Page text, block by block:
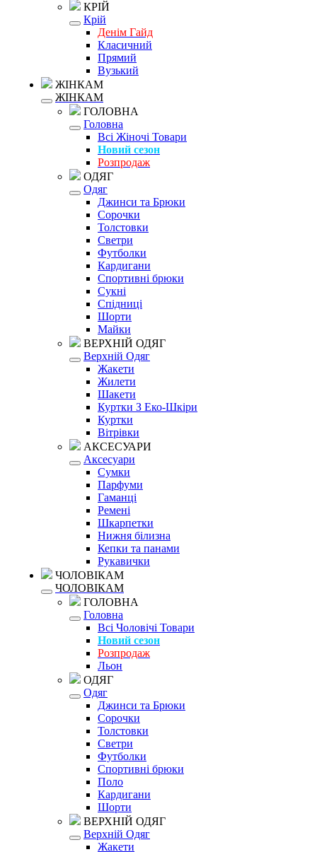
КРІЙ
Крій
Денім Гайд
Класичний
Прямий
Вузький
ЖІНКАМ
ЖІНКАМ
ГОЛОВНА
Головна
Всі Жіночі Товари
Новий сезон
Розпродаж
ОДЯГ
Одяг
Джинси та Брюки
Сорочки
Толстовки
Светри
Футболки
Кардигани
Спортивні брюки
Сукні
Спідниці
Шорти
Майки
ВЕРХНІЙ ОДЯГ
Верхній Одяг
Жакети
Жилети
Шакети
Куртки З Еко-Шкіри
Куртки
Вітрівки
АКСЕСУАРИ
Аксесуари
Сумки
Парфуми
Гаманці
Ремені
Шкарпетки
Нижня білизна
Кепки та панами
Рукавички
ЧОЛОВІКАМ
ЧОЛОВІКАМ
ГОЛОВНА
Головна
Всі Чоловічі Товари
Новий сезон
Розпродаж
Льон
ОДЯГ
Одяг
Джинси та Брюки
Сорочки
Толстовки
Светри
Футболки
Спортивні брюки
Поло
Кардигани
Шорти
ВЕРХНІЙ ОДЯГ
Верхній Одяг
Жакети